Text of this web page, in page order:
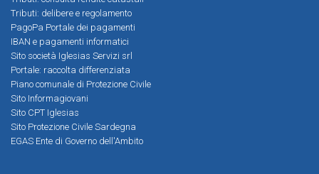
Tributi: delibere e regolamento
PagoPa Portale dei pagamenti
IBAN e pagamenti informatici
Sito società Iglesias Servizi srl
Portale: raccolta differenziata
Piano comunale di Protezione Civile
Sito Informagiovani
Sito CPT Iglesias
Sito Protezione Civile Sardegna
EGAS Ente di Governo dell'Ambito